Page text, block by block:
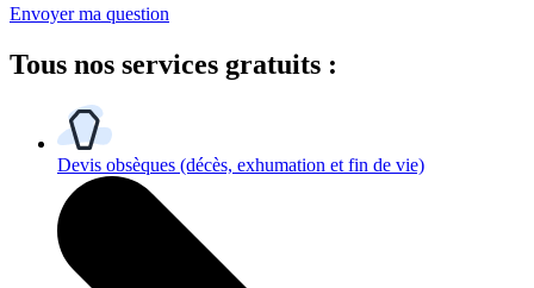
Envoyer ma question
Tous nos services gratuits :
Devis obsèques (décès, exhumation et fin de vie)